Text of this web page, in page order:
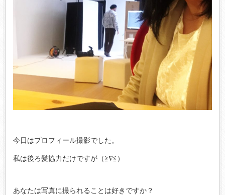
今日はプロフィール撮影でした。
私は後ろ髪協力だけですが（≧∇≦）
あなたは写真に撮られることは好きですか？